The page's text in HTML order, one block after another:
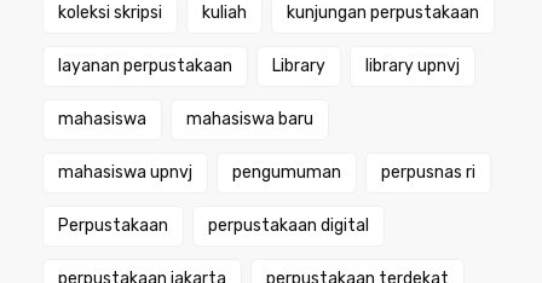
koleksi skripsi kuliah kunjungan perpustakaan
layanan perpustakaan Library library upnvj
mahasiswa mahasiswa baru
mahasiswa upnvj pengumuman perpusnas ri
Perpustakaan perpustakaan digital
perpustakaan jakarta perpustakaan terdekat